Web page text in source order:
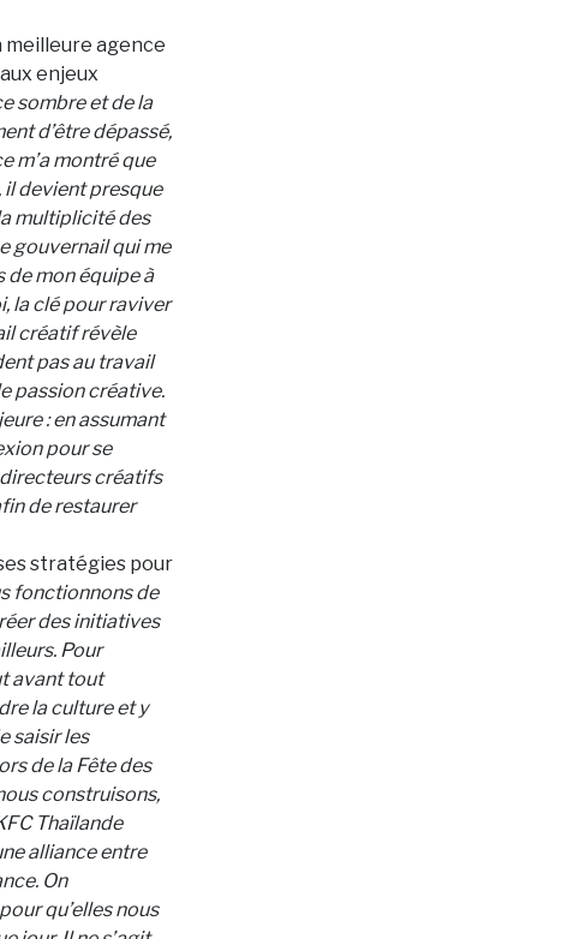
meilleure agence
enjeux
sombre et de la
d’être dépassé,
m’a montré que
il devient presque
multiplicité des
gouvernail qui me
de mon équipe à
la clé pour raviver
créatif révèle
pas au travail
passion créative.
: en assumant
pour se
créatifs
de restaurer
stratégies pour
fonctionnons de
des initiatives
Pour
avant tout
la culture et y
saisir les
de la Fête des
construisons,
Thaïlande
alliance entre
On
qu’elles nous